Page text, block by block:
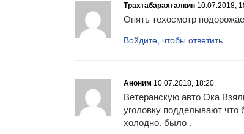
Трахтабарахталкин 10.07.2018,
Опять техосмотр
Войдите, чтобы ответить
Аноним 10.07.2018, 18:20
Ветеранскую авто Ока
уголовку подделывают что
холодно. было .